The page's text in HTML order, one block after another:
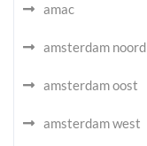
amac
amsterdam noord
amsterdam oost
amsterdam west